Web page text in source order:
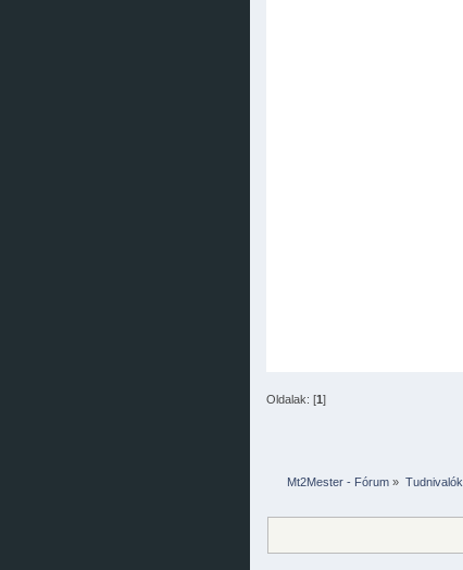
Oldalak: [1]
Mt2Mester - Fórum » Tudnivalók